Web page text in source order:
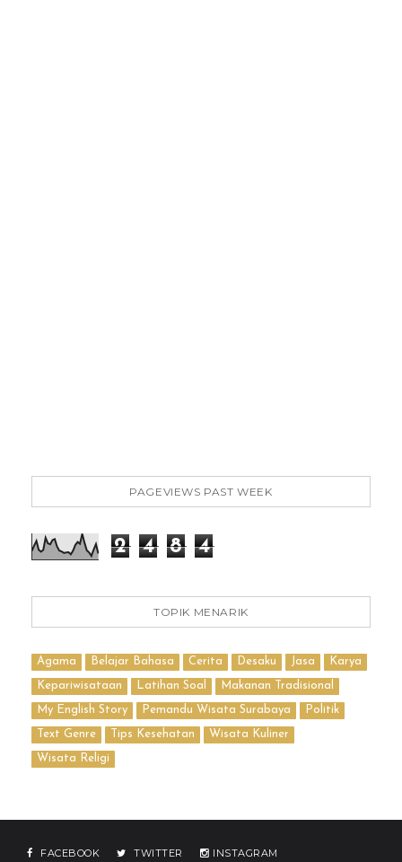
PAGEVIEWS PAST WEEK
2 4 8 4
TOPIK MENARIK
Agama Belajar Bahasa Cerita Desaku Jasa Karya
Kepariwisataan Latihan Soal Makanan Tradisional
My English Story Pemandu Wisata Surabaya Politik
Text Genre Tips Kesehatan Wisata Kuliner
Wisata Religi
FACEBOOK TWITTER INSTAGRAM